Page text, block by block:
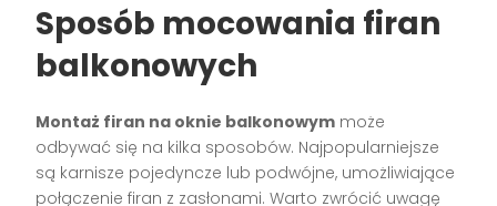
Sposób mocowania firan
balkonowych
Montaż firan na oknie balkonowym może
odbywać się na kilka sposobów. Najpopularniejsze
są karnisze pojedyncze lub podwójne, umożliwiające
połączenie firan z zasłonami. Warto zwrócić uwagę